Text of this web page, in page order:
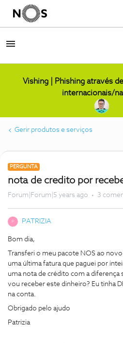
Vishing | Phishing através
internacionais/
Gerir produtos e serviços
PERGUNTA
nota de credito por
Forum|Forum|5 years ago 3
P PATRIZIA
Bom dia,
Transferi o meu pacote NOS ao
uma última fatura que paguei por
uma nota de crédito com a
vou receber este dinheiro? Eu tinha
na conta.
Obrigado pelo ajudo
Patrizia